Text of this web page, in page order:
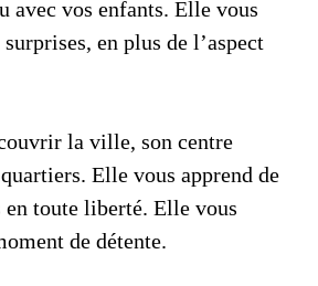
avec vos enfants. Elle vous
en plus de l’aspect
la ville, son centre
Elle vous apprend de
en toute liberté. Elle vous
de détente.